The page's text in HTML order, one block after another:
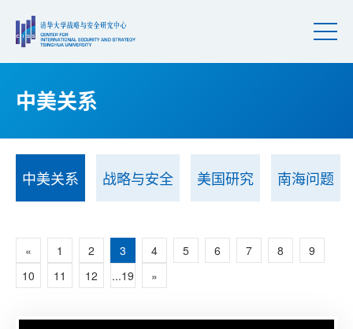
中美关系
中美关系 战略与安全 美国研究 南海问题
« 1 2 3 4 5 6 7 8
9
10
11 12 ...19 »